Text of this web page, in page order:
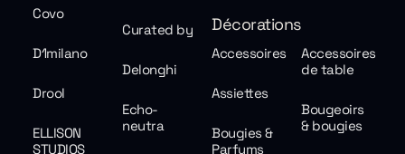
Covo
Curated by
D1milano
Delonghi
Drool
Echo-
neutra
ELLISON
STUDIOS
Décorations
Accessoires
Accessoires
de table
Assiettes
Bougeoirs
& bougies
Bougies &
Parfums